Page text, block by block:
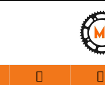
 